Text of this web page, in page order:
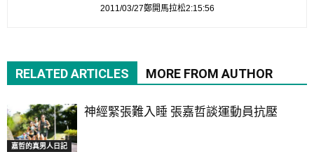
2011/03/27鄭開馬拉松2:15:56
RELATED ARTICLES MORE FROM AUTHOR
嘉哲的真男人日記
神經緊張難入睡 張嘉哲談運動員抗壓